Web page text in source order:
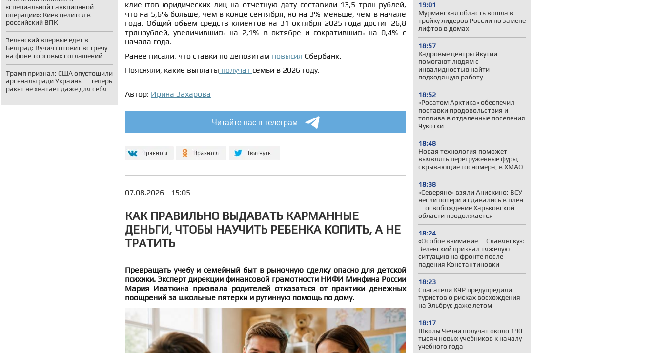
«специальной санкционной
операции»: Киев целится в
российский ВПК
Зеленский впервые едет в
Белград: Вучич готовит встречу
на фоне торговых соглашений
Трамп признал: США опустошили
арсеналы ради Украины — теперь
ракет не хватает даже для себя
19:01
Мурманская область вошла в
тройку лидеров России по замене
лифтов в домах
18:57
Кадровые центры Якутии
помогают людям с
инвалидностью найти
подходящую работу
18:52
«Росатом Арктика» обеспечил
поставки продовольствия и
топлива в отдаленные поселения
Чукотки
18:48
Новая технология поможет
выявлять перегруженные фуры,
скрывающие госномера, в ХМАО
18:38
«Северяне» взяли Анискино: ВСУ
несли потери и сдавались в плен
— освобождение Харьковской
области продолжается
18:24
«Особое внимание — Славянску»:
Зеленский признал тяжелую
ситуацию на фронте после
падения Константиновки
18:23
Спасатели КЧР предупредили
туристов о рисках восхождения
на Эльбрус даже летом
18:17
Школы Чечни получат около 190
тысяч новых учебников к началу
учебного года
клиентов-юридических лиц на отчетную дату составили 13,5 трлн рублей,
что на 5,6% больше, чем в конце сентября, но на 3% меньше, чем в начале
года. Общий объем средств клиентов на 31 октября 2025 года достиг 26,8
трлнрублей, увеличившись на 2,1% в октябре и сократившись на 0,4% с
начала года.
Ранее писали, что ставки по депозитам повысил Сбербанк.
Поясняли, какие выплаты получат семьи в 2026 году.
Автор: Ирина Захарова
Читайте нас в телеграм
07.08.2026 - 15:05
КАК ПРАВИЛЬНО ВЫДАВАТЬ КАРМАННЫЕ
ДЕНЬГИ, ЧТОБЫ НАУЧИТЬ РЕБЕНКА КОПИТЬ, А НЕ
ТРАТИТЬ
Превращать учебу и семейный быт в рыночную сделку опасно для детской
психики. Эксперт дирекции финансовой грамотности НИФИ Минфина России
Мария Иваткина призвала родителей отказаться от практики денежных
поощрений за школьные пятерки и рутинную помощь по дому.